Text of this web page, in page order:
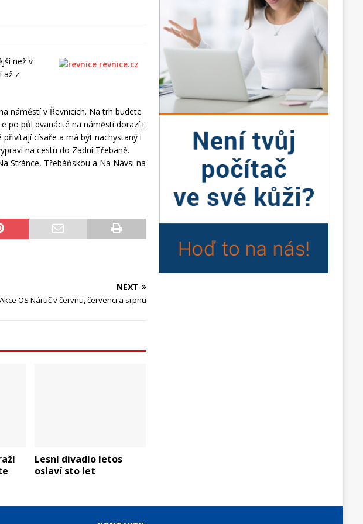
než v
až z
náměstí v Řevnicích. Na trh budete
po půl dvanácté na náměstí dorazí i
císaře a má být nachystaný i
na cestu do Zadní Třebaně.
Stránce, Třebáňskou a Na Návsi na
NEXT
Akce OS Náruč v červnu, červenci a srpnu
Lesní divadlo letos
oslaví sto let